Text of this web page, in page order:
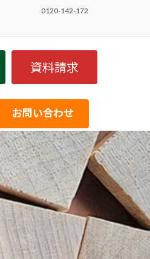
0120-142-172
資料請求
お問い合わせ